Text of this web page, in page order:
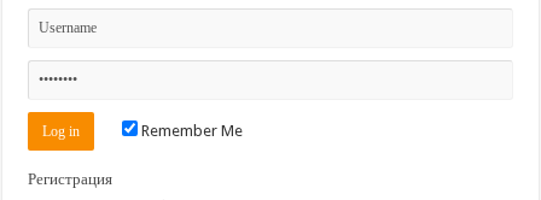
Remember Me
Регистрация